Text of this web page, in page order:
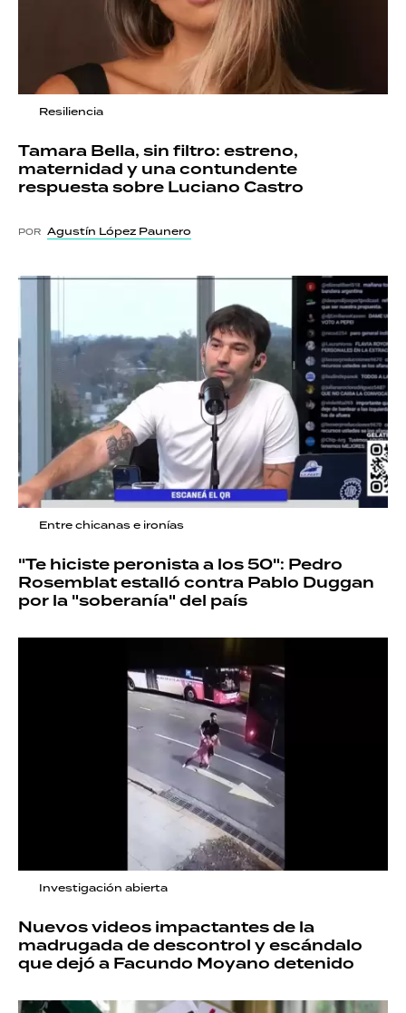
Resiliencia
Tamara Bella, sin filtro: estreno,
maternidad y una contundente
respuesta sobre Luciano Castro
POR Agustín López Paunero
Entre chicanas e ironías
"Te hiciste peronista a los 50": Pedro
Rosemblat estalló contra Pablo Duggan
por la "soberanía" del país
Investigación abierta
Nuevos videos impactantes de la
madrugada de descontrol y escándalo
que dejó a Facundo Moyano detenido